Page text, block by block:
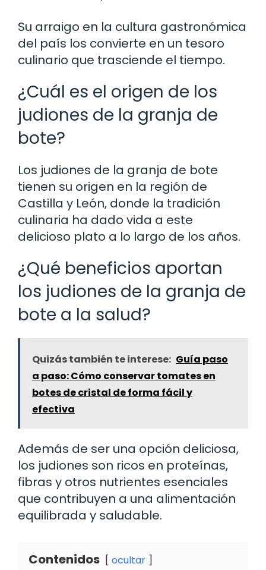
Su arraigo en la cultura gastronómica
del país los convierte en un tesoro
culinario que trasciende el tiempo.
¿Cuál es el origen de los
judiones de la granja de
bote?
Los judiones de la granja de bote
tienen su origen en la región de
Castilla y León, donde la tradición
culinaria ha dado vida a este
delicioso plato a lo largo de los años.
¿Qué beneficios aportan
los judiones de la granja de
bote a la salud?
Quizás también te interese: Guía paso
a paso: Cómo conservar tomates en
botes de cristal de forma fácil y
efectiva
Además de ser una opción deliciosa,
los judiones son ricos en proteínas,
fibras y otros nutrientes esenciales
que contribuyen a una alimentación
equilibrada y saludable.
Contenidos ocultar